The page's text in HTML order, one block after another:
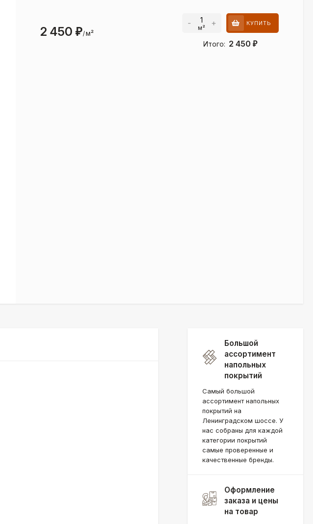
2 450 ₽/м²
- м² + КУПИТЬ
Итого: 2 450₽
Большой
ассортимент
напольных
покрытий
Самый большой
ассортимент напольных
покрытий на
Ленинградском шоссе. У
нас собраны для каждой
категории покрытий
самые проверенные и
качественные бренды.
Оформление
заказа и цены
на товар